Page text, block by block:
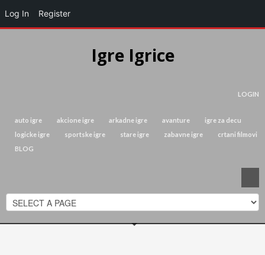
Igre Igrice
LOGIN
auto igre akcione igre arkadne igre avanture
igre za decu
logicke igre
sportske igre stare igre zabavne igre
crtani filmovi
BLOG
Log In Register